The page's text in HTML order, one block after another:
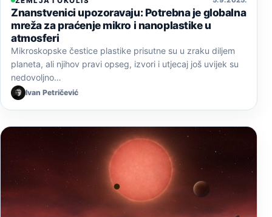
Znanstvenici upozoravaju: Potrebna je globalna
mreža za praćenje mikro i nanoplastike u
atmosferi
Mikroskopske čestice plastike prisutne su u zraku diljem
planeta, ali njihov pravi opseg, izvori i utjecaj još uvijek su
nedovoljno…
Ivan Petričević